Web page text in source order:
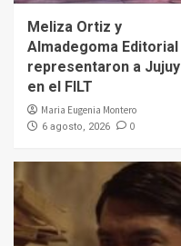
Meliza Ortiz y
Almadegoma Editorial
representaron a Jujuy
en el FILT
Maria Eugenia Montero
6 agosto, 2026 0